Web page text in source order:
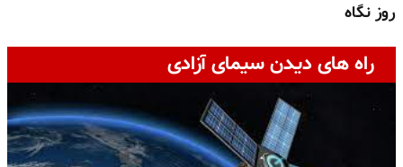
روز نگاه
راه های دیدن سیمای آزادی